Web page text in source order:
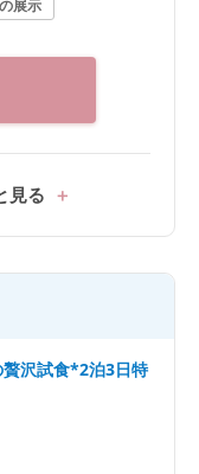
展示
見る
沢試食*2泊3日特